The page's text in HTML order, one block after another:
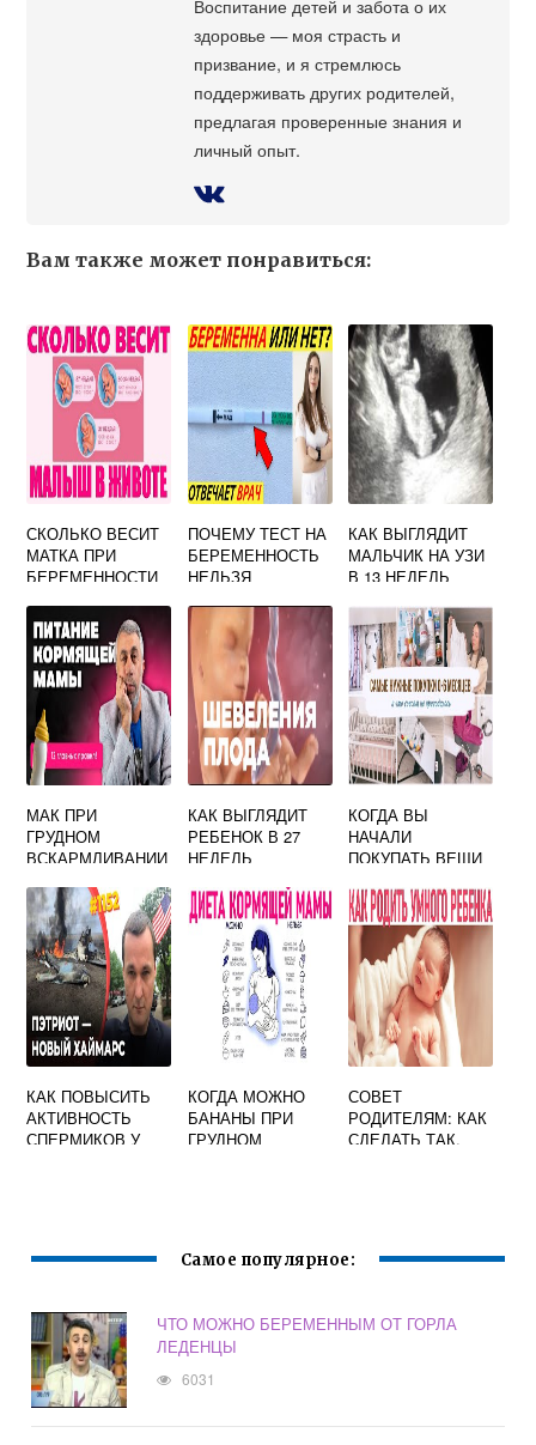
Воспитание детей и забота о их
здоровье — моя страсть и
призвание, и я стремлюсь
поддерживать других родителей,
предлагая проверенные знания и
личный опыт.
Вам также может понравиться:
СКОЛЬКО ВЕСИТ
МАТКА ПРИ
БЕРЕМЕННОСТИ
ПОЧЕМУ ТЕСТ НА
БЕРЕМЕННОСТЬ
НЕЛЬЗЯ
ПОСЛЕ 10 МИНУТ
КАК ВЫГЛЯДИТ
МАЛЬЧИК НА УЗИ
В 13 НЕДЕЛЬ
МАК ПРИ
ГРУДНОМ
ВСКАРМЛИВАНИИ
ЕСТЬ ВО ВРЕМЯ
ЛАКТАЦИИ?
КАК ВЫГЛЯДИТ
РЕБЕНОК В 27
НЕДЕЛЬ
КОГДА ВЫ
НАЧАЛИ
ПОКУПАТЬ ВЕЩИ
НОВОРОЖДЕННО
ГО ПРИ
БЕРЕМЕННОСТИ
ФОРУМ
КАК ПОВЫСИТЬ
АКТИВНОСТЬ
СПЕРМИКОВ У
КОГДА МОЖНО
БАНАНЫ ПРИ
ГРУДНОМ
СОВЕТ
РОДИТЕЛЯМ: КАК
СДЕЛАТЬ ТАК,
Самое популярное:
ЧТО МОЖНО БЕРЕМЕННЫМ ОТ ГОРЛА
ЛЕДЕНЦЫ
6031